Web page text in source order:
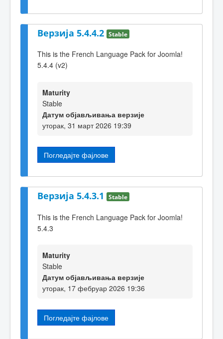
Верзија 5.4.4.2 Stable
This is the French Language Pack for Joomla!
5.4.4 (v2)
Maturity
Stable
Датум објављивања верзије
уторак, 31 март 2026 19:39
Погледајте фајлове
Верзија 5.4.3.1 Stable
This is the French Language Pack for Joomla!
5.4.3
Maturity
Stable
Датум објављивања верзије
уторак, 17 фебруар 2026 19:36
Погледајте фајлове